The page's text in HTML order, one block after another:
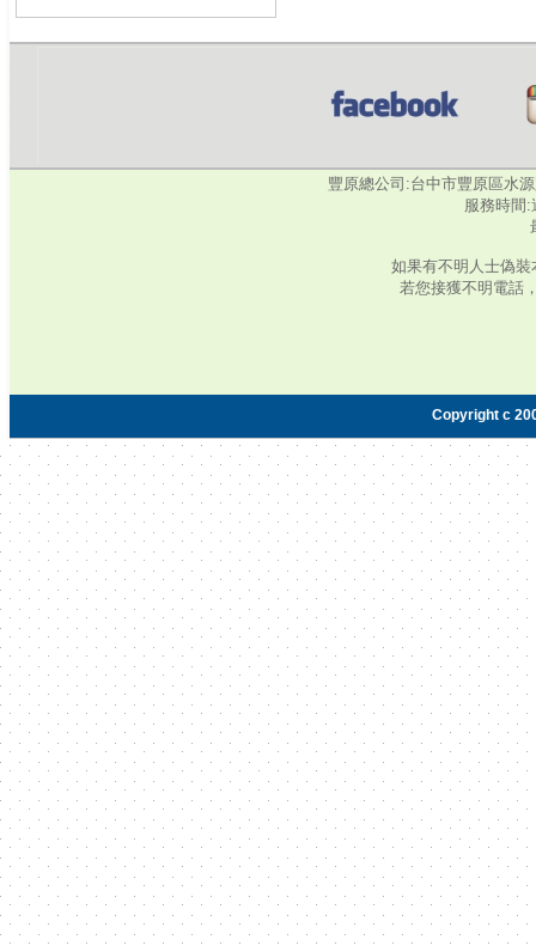
豐原總公司:台中市豐原區水
服務時間:
如果有不明人士偽
若您接獲不明電話
Copyright c